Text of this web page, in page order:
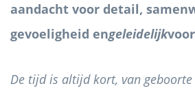
aandacht voor detail,
gevoeligheid engeleidelijk
De tijd is altijd kort, van